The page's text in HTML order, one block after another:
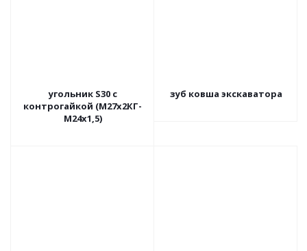
угольник S30 с
контрогайкой (М27х2КГ-
М24х1,5)
зуб ковша экскаватора